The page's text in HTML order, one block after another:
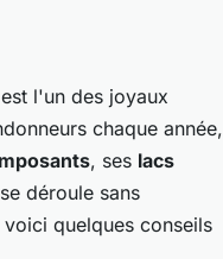
l'un des joyaux
chaque année,
, ses lacs
déroule sans
quelques conseils